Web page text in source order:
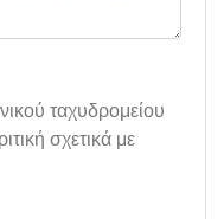
ταχυδρομείου
σχετικά με